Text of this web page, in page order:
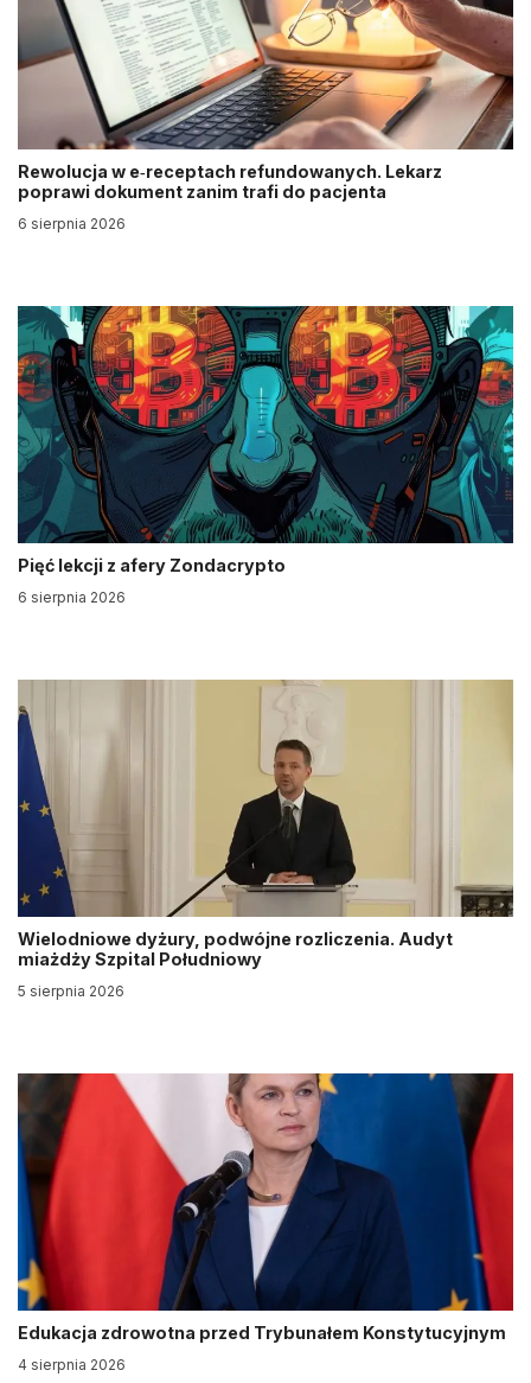
Rewolucja w e‑receptach refundowanych. Lekarz
poprawi dokument zanim trafi do pacjenta
6 sierpnia 2026
Pięć lekcji z afery Zondacrypto
6 sierpnia 2026
Wielodniowe dyżury, podwójne rozliczenia. Audyt
miażdży Szpital Południowy
5 sierpnia 2026
Edukacja zdrowotna przed Trybunałem Konstytucyjnym
4 sierpnia 2026